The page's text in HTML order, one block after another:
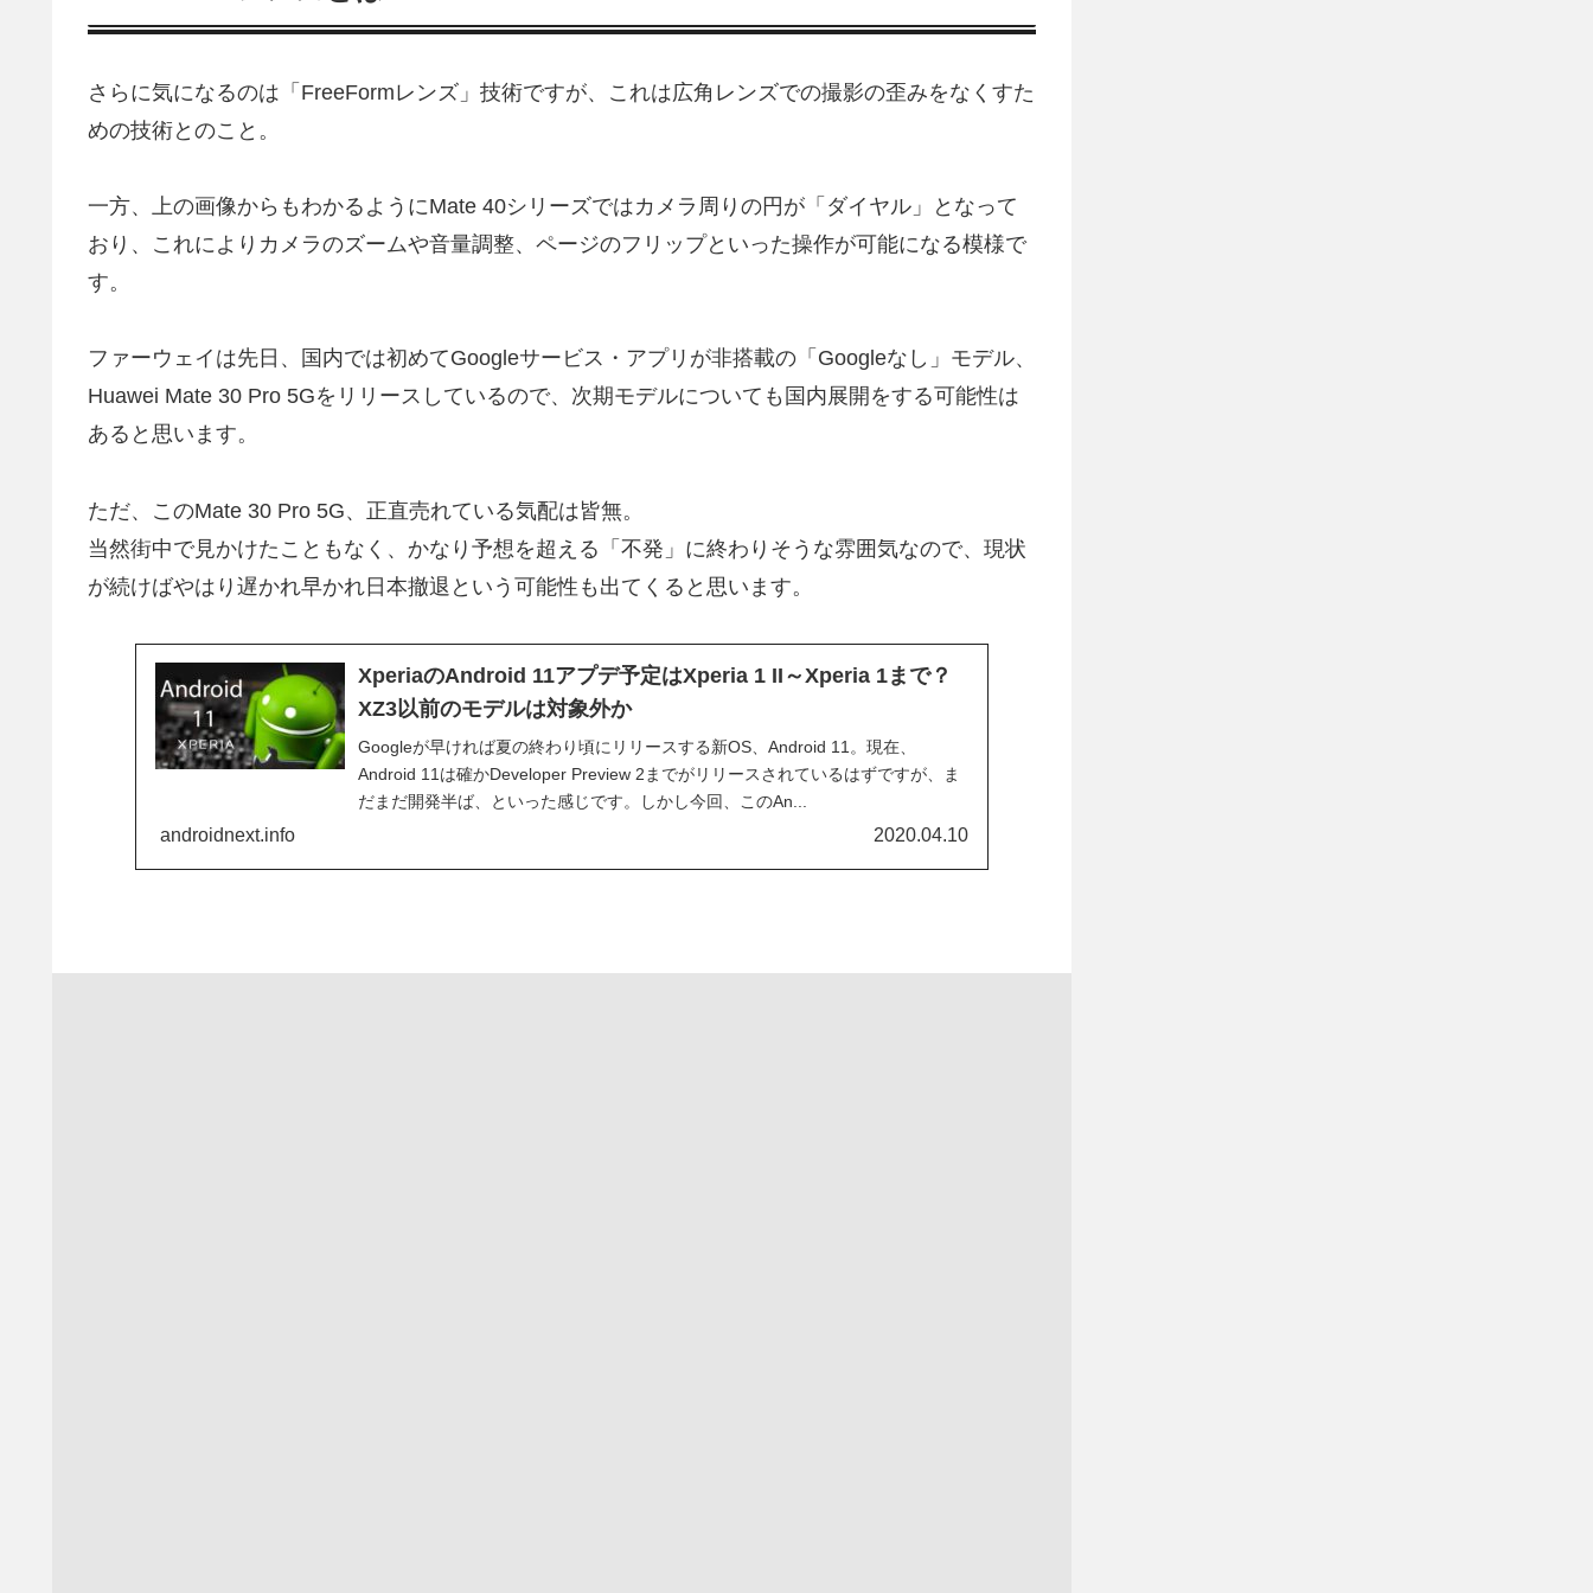
さらに気になるのは「FreeFormレンズ」技術ですが、これは広角レンズでの撮影の歪みをなくすた
めの技術とのこと。
一方、上の画像からもわかるようにMate 40シリーズではカメラ周りの円が「ダイヤル」となって
おり、これによりカメラのズームや音量調整、ページのフリップといった操作が可能になる模様で
す。
ファーウェイは先日、国内では初めてGoogleサービス・アプリが非搭載の「Googleなし」モデル、
Huawei Mate 30 Pro 5Gをリリースしているので、次期モデルについても国内展開をする可能性は
あると思います。
ただ、このMate 30 Pro 5G、正直売れている気配は皆無。
当然街中で見かけたこともなく、かなり予想を超える「不発」に終わりそうな雰囲気なので、現状
が続けばやはり遅かれ早かれ日本撤退という可能性も出てくると思います。
XperiaのAndroid 11アプデ予定はXperia 1 II～Xperia 1まで？
XZ3以前のモデルは対象外か
Googleが早ければ夏の終わり頃にリリースする新OS、Android 11。現在、
Android 11は確かDeveloper Preview 2までがリリースされているはずですが、ま
だまだ開発半ば、といった感じです。しかし今回、このAn...
androidnext.info 2020.04.10